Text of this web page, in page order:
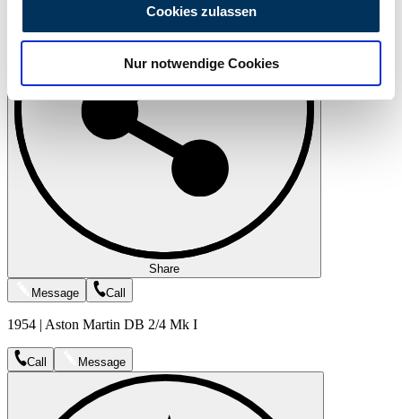
analysieren. Außerdem geben wir Informationen zu Ihrer
Verwendung unserer Website an unsere Partner für
soziale Medien, Werbung und Analysen weiter. Unsere
Partner führen diese Informationen möglicherweise mit
weiteren Daten zusammen, die Sie ihnen bereitgestellt
haben oder die sie im Rahmen Ihrer Nutzung der Dienste
gesammelt haben.
Datenschutzerklärung
Cookies zulassen
Nur notwendige Cookies
Share
Message
Call
1954 | Aston Martin DB 2/4 Mk I
Call Message